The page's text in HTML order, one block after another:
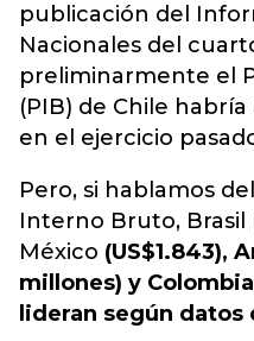
publicación del
Nacionales del
preliminarmente el
(PIB) de Chile habría
en el ejercicio
Pero, si hablamos
Interno Bruto, Brasil
México (US$1.843),
millones) y
lideran según datos